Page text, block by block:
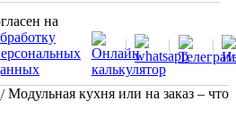
на
/ Модульная кухня или на заказ – что